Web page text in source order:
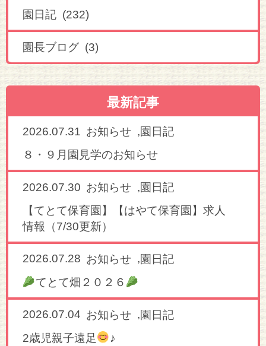
園日記 (232)
園長ブログ (3)
最新記事
2026.07.31 お知らせ ,園日記
８・９月園見学のお知らせ
2026.07.30 お知らせ ,園日記
【てとて保育園】【はやて保育園】求人
情報（7/30更新）
2026.07.28 お知らせ ,園日記
てとて畑２０２６
2026.07.04 お知らせ ,園日記
2歳児親子遠足
♪